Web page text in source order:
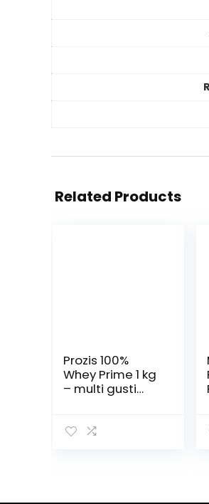
Related Products
Prozis 100%
Whey Prime 1 kg
– multi gusti